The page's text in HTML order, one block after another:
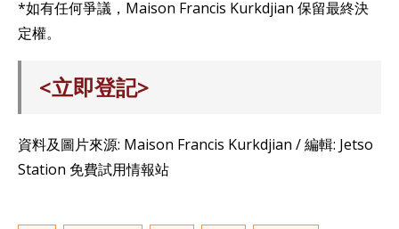
*如有任何爭議，Maison Francis Kurkdjian 保留最終決
定權。
<立即登記>
資料及圖片來源: Maison Francis Kurkdjian / 編輯: Jetso
Station 免費試用情報站